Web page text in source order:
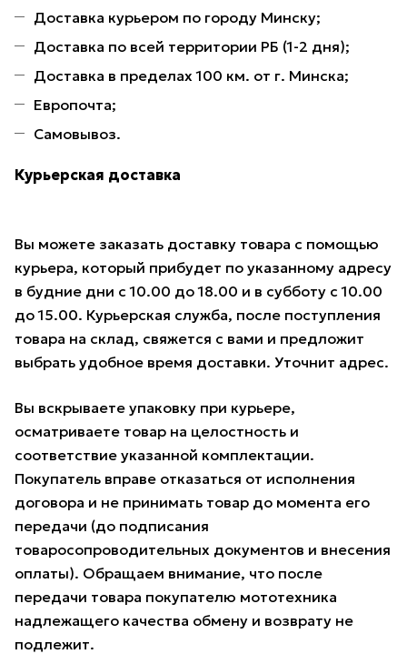
Доставка курьером по городу Минску;
Доставка по всей территории РБ (1-2 дня);
Доставка в пределах 100 км. от г. Минска;
Европочта;
Самовывоз.
Курьерская доставка
Вы можете заказать доставку товара с помощью
курьера, который прибудет по указанному адресу
в будние дни с 10.00 до 18.00 и в субботу с 10.00
до 15.00. Курьерская служба, после поступления
товара на склад, свяжется с вами и предложит
выбрать удобное время доставки. Уточнит адрес.
Вы вскрываете упаковку при курьере,
осматриваете товар на целостность и
соответствие указанной комплектации.
Покупатель вправе отказаться от исполнения
договора и не принимать товар до момента его
передачи (до подписания
товаросопроводительных документов и внесения
оплаты). Обращаем внимание, что после
передачи товара покупателю мототехника
надлежащего качества обмену и возврату не
подлежит.